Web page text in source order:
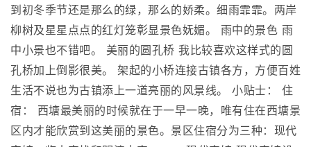
到初冬季节还是那么的绿，那么的娇柔。细雨霏霏。两岸
柳树及星星点点的红灯笼彰显景色妩媚。 雨中的景色 雨
中小景也不错吧。 美丽的圆孔桥 我比较喜欢这样式的圆
孔桥加上倒影很美。 架起的小桥连接古镇各方，方便百姓
生活不说也为古镇添上一道亮丽的风景线。 小贴士： 住
宿： 西塘最美丽的时候就在于一早一晚，唯有住在西塘景
区内才能欣赏到这美丽的景色。景区住宿分为三种：现代